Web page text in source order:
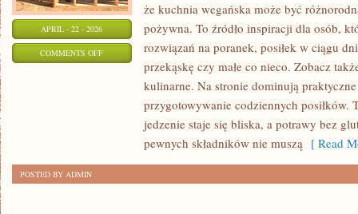
APRIL - 22 - 2026
COMMENTS OFFON
WEGETARIAŃSKIE
że kuchnia wegańska może być
pożywna. To źródło inspiracji dla osób,
rozwiązań na poranek, posiłek w ciągu
przekąskę czy małe co nieco. Zobacz
kulinarne. Na stronie dominują
przygotowywanie codziennych posiłków.
jedzenie staje się bliska, a potrawy bez
pewnych składników nie muszą [ Read
POSTED BY ADMIN